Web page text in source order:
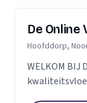
De Online
Hoofddorp,
WELKOM BIJ